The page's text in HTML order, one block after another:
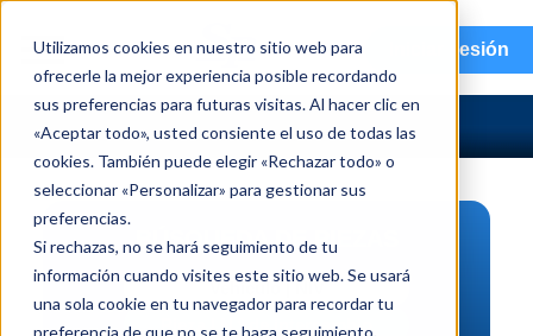
Utilizamos cookies en nuestro sitio web para
ofrecerle la mejor experiencia posible recordando
sus preferencias para futuras visitas. Al hacer clic en
«Aceptar todo», usted consiente el uso de todas las
cookies. También puede elegir «Rechazar todo» o
seleccionar «Personalizar» para gestionar sus
preferencias.
Si rechazas, no se hará seguimiento de tu
información cuando visites este sitio web. Se usará
una sola cookie en tu navegador para recordar tu
preferencia de que no se te haga seguimiento.
menu Iniciar sesión
BÚSQUEDA DE PIEZAS
Vehículo | NIV
Pieza | N.º de intercambio